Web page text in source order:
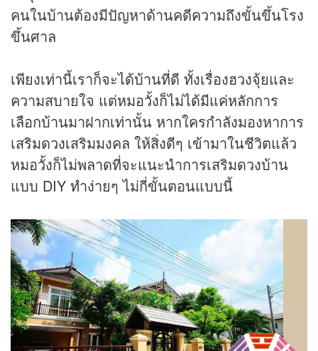
คนในบ้านต้องมีปัญหาด้านคดีความถึงขั้นขึ้นโรง
ขึ้นศาล
เพียงเท่านี้เราก็จะได้บ้านที่ดี ทั้งเรื่องฮวงจุ้ยและ
ความสบายใจ แต่หมอวั้งก็ไม่ได้มีแค่หลักการ
เลือกบ้านมาฝากเท่านั้น หากใครกำลังมองหาการ
เสริมดวงเสริมมงคล ให้สิ่งดีๆ เข้ามาในชีวิตแล้ว
หมอวั้งก็ไม่พลาดที่จะแนะนำการเสริมดวงบ้าน
แบบ DIY ทำง่ายๆ ไม่กี่ขั้นตอนแบบนี้